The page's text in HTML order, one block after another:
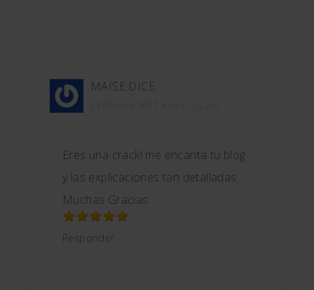
MAISE DICE
Eres una crack! me encanta tu blog
y las explicaciones tan detalladas.
Muchas Gracias.
Responder